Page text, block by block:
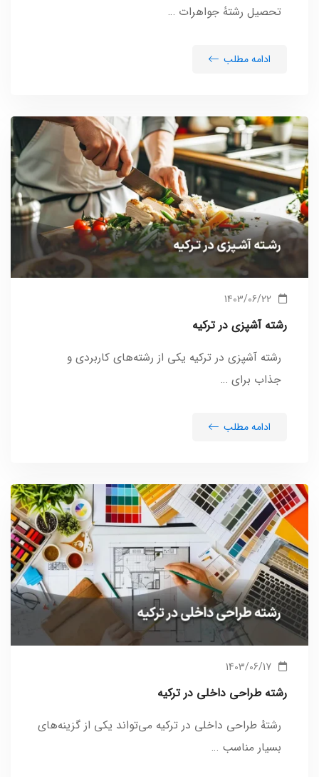
تحصیل رشتهٔ جواهرات …
ادامه مطلب
1403/06/22
رشته آشپزی در ترکیه
رشته آشپزی در ترکیه یکی از رشته‌های کاربردی و
جذاب برای …
ادامه مطلب
1403/06/17
رشته طراحی داخلی در ترکیه
رشتهٔ طراحی داخلی در ترکیه می‌تواند یکی از گزینه‌های
بسیار مناسب …